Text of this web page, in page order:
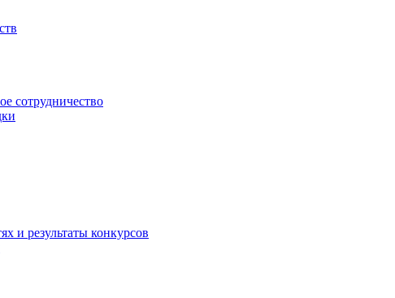
сотрудничество
и результаты конкурсов